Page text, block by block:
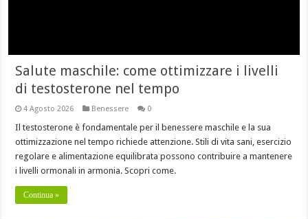
Salute maschile: come ottimizzare i livelli
di testosterone nel tempo
4 Agosto 2026 Benessere 0
Il testosterone è fondamentale per il benessere maschile e la sua
ottimizzazione nel tempo richiede attenzione. Stili di vita sani, esercizio
regolare e alimentazione equilibrata possono contribuire a mantenere
i livelli ormonali in armonia. Scopri come.
Continua »